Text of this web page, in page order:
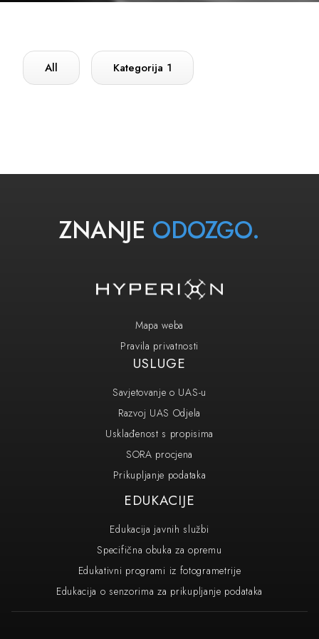
All Kategorija 1
ZNANJE ODOZGO.
Mapa weba
Pravila privatnosti
USLUGE
Savjetovanje o UAS-u
Razvoj UAS Odjela
Usklađenost s propisima
SORA procjena
Prikupljanje podataka
EDUKACIJE
Edukacija javnih službi
Specifična obuka za opremu
Edukativni programi iz fotogrametrije
Edukacija o senzorima za prikupljanje podataka